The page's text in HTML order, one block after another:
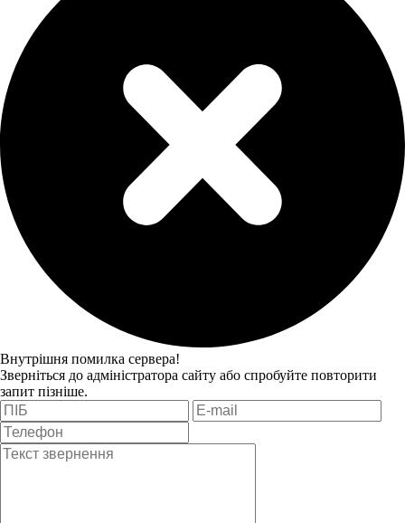
Внутрішня помилка сервера!
Зверніться до адміністратора сайту або спробуйте повторити
запит пізніше.